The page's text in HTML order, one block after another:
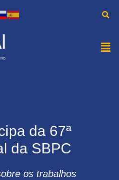
da 67ª
da SBPC
os trabalhos